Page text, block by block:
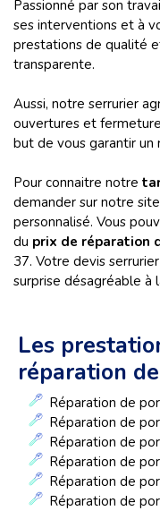
Passionné par son
ses interventions et à
prestations de qualité
transparente.
Aussi, notre serrurier
ouvertures et
but de vous garantir
Pour connaitre notre
demander sur notre
personnalisé. Vous
du prix de réparation
37. Votre devis
surprise désagréable à
Les
réparation
Réparation de
Réparation de
Réparation de
Réparation de
Réparation de
Réparation de